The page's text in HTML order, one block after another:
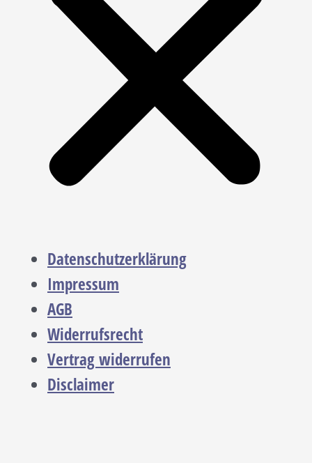
Datenschutzerklärung
Impressum
AGB
Widerrufsrecht
Vertrag widerrufen
Disclaimer